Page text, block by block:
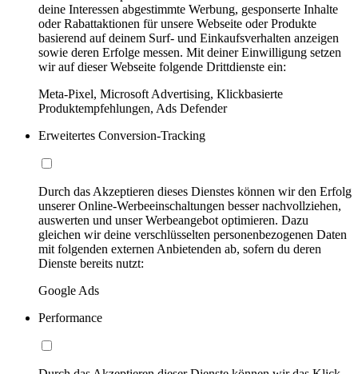
deine Interessen abgestimmte Werbung, gesponserte Inhalte
oder Rabattaktionen für unsere Webseite oder Produkte
basierend auf deinem Surf- und Einkaufsverhalten anzeigen
sowie deren Erfolge messen. Mit deiner Einwilligung setzen
wir auf dieser Webseite folgende Drittdienste ein:
Meta-Pixel, Microsoft Advertising, Klickbasierte
Produktempfehlungen, Ads Defender
Erweitertes Conversion-Tracking
Durch das Akzeptieren dieses Dienstes können wir den Erfolg
unserer Online-Werbeeinschaltungen besser nachvollziehen,
auswerten und unser Werbeangebot optimieren. Dazu
gleichen wir deine verschlüsselten personenbezogenen Daten
mit folgenden externen Anbietenden ab, sofern du deren
Dienste bereits nutzt:
Google Ads
Performance